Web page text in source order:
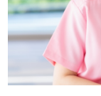
も大歓迎です！
内します。お問
全国の求人ご
しは【ウィル
も遠慮なく＊